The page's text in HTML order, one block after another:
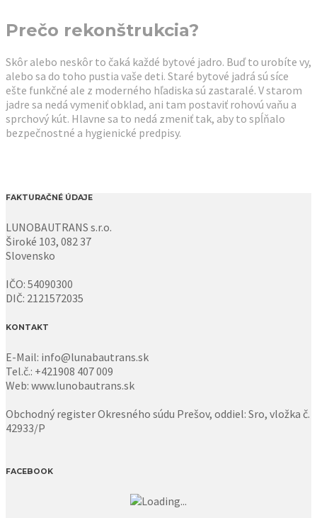
Prečo rekonštrukcia?
Skôr alebo neskôr to čaká každé bytové jadro. Buď to urobíte vy,
alebo sa do toho pustia vaše deti. Staré bytové jadrá sú síce
ešte funkčné ale z moderného hľadiska sú zastaralé. V starom
jadre sa nedá vymeniť obklad, ani tam postaviť rohovú vaňu a
sprchový kút. Hlavne sa to nedá zmeniť tak, aby to spĺňalo
bezpečnostné a hygienické predpisy.
FAKTURAČNÉ ÚDAJE
LUNOBAUTRANS s.r.o.
Široké 103, 082 37
Slovensko
IČO: 54090300
DIČ: 2121572035
KONTAKT
E-Mail: info@lunabautrans.sk
Tel.č.: +421908 407 009
Web: www.lunobautrans.sk
Obchodný register Okresného súdu Prešov, oddiel: Sro, vložka č.
42933/P
FACEBOOK